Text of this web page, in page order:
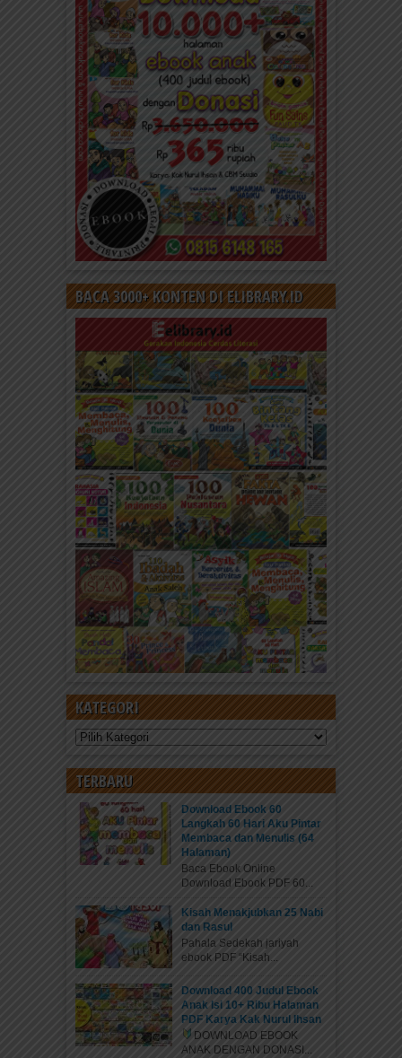
BACA 3000+ KONTEN DI ELIBRARY.ID
KATEGORI
Kategori
TERBARU
Download Ebook 60
Langkah 60 Hari Aku Pintar
Membaca dan Menulis (64
Halaman)
Baca Ebook Online
Download Ebook PDF 60...
Kisah Menakjubkan 25 Nabi
dan Rasul
Pahala Sedekah jariyah
ebook PDF “Kisah...
Download 400 Judul Ebook
Anak Isi 10+ Ribu Halaman
PDF Karya Kak Nurul Ihsan
DOWNLOAD EBOOK
ANAK DENGAN DONASI...